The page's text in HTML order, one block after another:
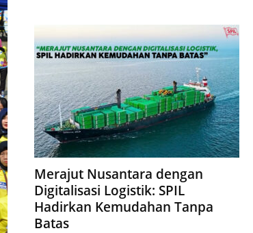
Merajut Nusantara dengan
Digitalisasi Logistik: SPIL
Hadirkan Kemudahan Tanpa
Batas